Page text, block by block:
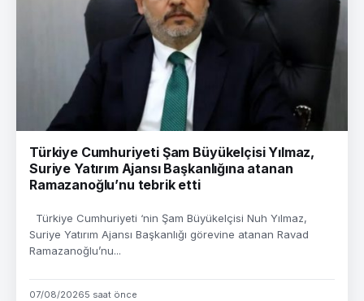
Türkiye Cumhuriyeti Şam Büyükelçisi Yılmaz,
Suriye Yatırım Ajansı Başkanlığına atanan
Ramazanoğlu’nu tebrik etti
Türkiye Cumhuriyeti ‘nin Şam Büyükelçisi Nuh Yılmaz,
Suriye Yatırım Ajansı Başkanlığı görevine atanan Ravad
Ramazanoğlu’nu...
07/08/20265 saat önce